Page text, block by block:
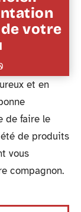
votre
et en
de faire le
de produits
vous
compagnon.